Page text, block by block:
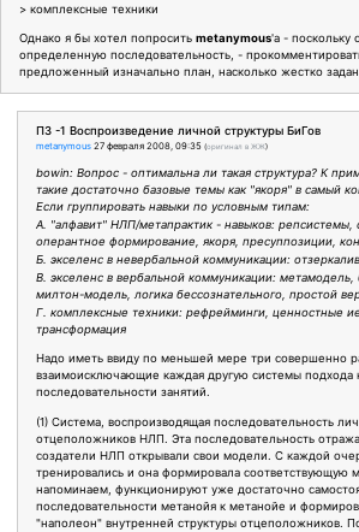
> комплексные техники
Однако я бы хотел попросить metanymous'а - поскольку
определенную последовательность, -
предложенный изначально план, насколько жестко
ПЗ -1 Воспроизведение личной структуры БиГов
metanymous 27 февраля 2008, 09:35 (оригинал в ЖЖ)
bowin: Вопрос - оптимальна ли такая структура? К
такие достаточно базовые темы как "якоря" в самый
Если группировать навыки по условным типам:
А. "алфавит" НЛП/метапрактик - навыков: репсистемы,
оперантное формирование, якоря, пресуппозиции,
Б. экселенс в невербальной коммуникации:
В. экселенс в вербальной коммуникации: метамодель,
милтон-модель, логика бессознательного, простой
Г. комплексные техники: рефрейминги, ценностные
трансформация
Надо иметь ввиду по меньшей мере три совершенно
взаимоисключающие каждая другую системы подхода
последовательности занятий.
(1) Система, воспроизводящая последовательность
отцеположников НЛП. Эта последовательность
создатели НЛП открывали свои модели. С каждой
тренировались и она формировала соответствующую
напоминаем, функционируют уже достаточно
последовательности метанойя к метанойе и
"наполеон" внутренней структуры отцеположников.